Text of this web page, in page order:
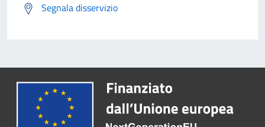
Segnala disservizio